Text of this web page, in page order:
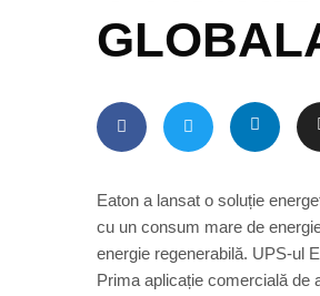
Eaton a lansat o soluție
cu un consum mare de
energie regenerabilă. UPS-ul
Prima aplicație comercială de